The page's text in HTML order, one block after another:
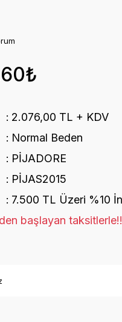
2.076,00 TL + KDV
Normal Beden
PİJADORE
PİJAS2015
7.500 TL Üzeri %10
başlayan taksitlerle!!